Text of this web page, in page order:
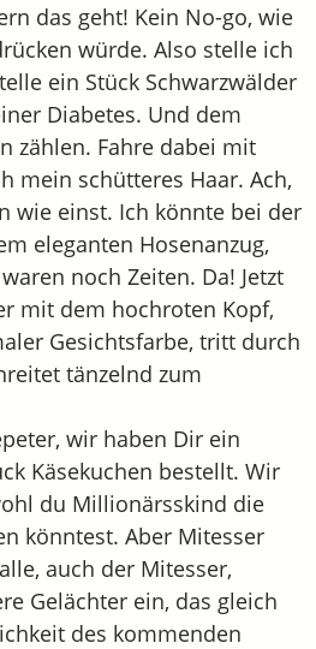
das geht! Kein No-go, wie
würde. Also stelle ich
ein Stück Schwarzwälder
Diabetes. Und dem
zählen. Fahre dabei mit
mein schütteres Haar. Ach,
wie einst. Ich könnte bei der
eleganten Hosenanzug,
noch Zeiten. Da! Jetzt
mit dem hochroten Kopf,
Gesichtsfarbe, tritt durch
tänzelnd zum
wir haben Dir ein
Käsekuchen bestellt. Wir
du Millionärsskind die
könntest. Aber Mitesser
auch der Mitesser,
Gelächter ein, das gleich
des kommenden